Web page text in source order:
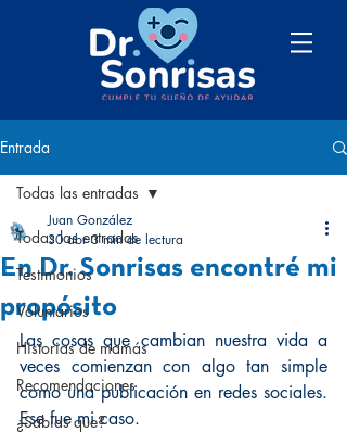
Entrada
Todas las entradas
Testimonios
Voluntarios
Historias de mamás
Recomendaciones
¿Sabías que?
Todas las entradas
En Dr. Sonrisas encontré mi
propósito
Juan González
30 abr 3 min de lectura
Las cosas que cambian nuestra vida a
veces comienzan con algo tan simple
como una publicación en redes sociales.
Ese fue mi caso.